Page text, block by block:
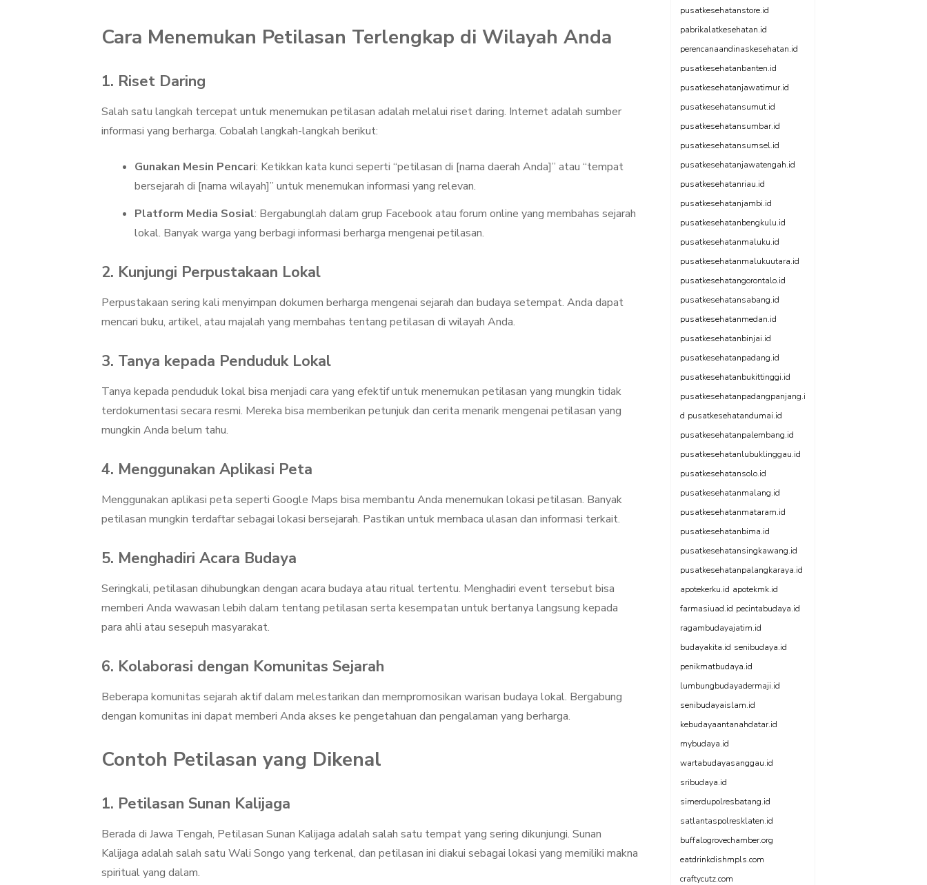
Cara Menemukan Petilasan Terlengkap di Wilayah Anda
1. Riset Daring
Salah satu langkah tercepat untuk menemukan petilasan adalah melalui riset daring. Internet adalah sumber
informasi yang berharga. Cobalah langkah-langkah berikut:
Gunakan Mesin Pencari: Ketikkan kata kunci seperti “petilasan di [nama daerah Anda]” atau “tempat
bersejarah di [nama wilayah]” untuk menemukan informasi yang relevan.
Platform Media Sosial: Bergabunglah dalam grup Facebook atau forum online yang membahas sejarah
lokal. Banyak warga yang berbagi informasi berharga mengenai petilasan.
2. Kunjungi Perpustakaan Lokal
Perpustakaan sering kali menyimpan dokumen berharga mengenai sejarah dan budaya setempat. Anda dapat
mencari buku, artikel, atau majalah yang membahas tentang petilasan di wilayah Anda.
3. Tanya kepada Penduduk Lokal
Tanya kepada penduduk lokal bisa menjadi cara yang efektif untuk menemukan petilasan yang mungkin tidak
terdokumentasi secara resmi. Mereka bisa memberikan petunjuk dan cerita menarik mengenai petilasan yang
mungkin Anda belum tahu.
4. Menggunakan Aplikasi Peta
Menggunakan aplikasi peta seperti Google Maps bisa membantu Anda menemukan lokasi petilasan. Banyak
petilasan mungkin terdaftar sebagai lokasi bersejarah. Pastikan untuk membaca ulasan dan informasi terkait.
5. Menghadiri Acara Budaya
Seringkali, petilasan dihubungkan dengan acara budaya atau ritual tertentu. Menghadiri event tersebut bisa
memberi Anda wawasan lebih dalam tentang petilasan serta kesempatan untuk bertanya langsung kepada
para ahli atau sesepuh masyarakat.
6. Kolaborasi dengan Komunitas Sejarah
Beberapa komunitas sejarah aktif dalam melestarikan dan mempromosikan warisan budaya lokal. Bergabung
dengan komunitas ini dapat memberi Anda akses ke pengetahuan dan pengalaman yang berharga.
Contoh Petilasan yang Dikenal
1. Petilasan Sunan Kalijaga
Berada di Jawa Tengah, Petilasan Sunan Kalijaga adalah salah satu tempat yang sering dikunjungi. Sunan
Kalijaga adalah salah satu Wali Songo yang terkenal, dan petilasan ini diakui sebagai lokasi yang memiliki makna
spiritual yang dalam.
pusatkesehatanstore.id
pabrikalatkesehatan.id
perencanaandinaskesehatan.id
pusatkesehatanbanten.id
pusatkesehatanjawatimur.id
pusatkesehatansumut.id
pusatkesehatansumbar.id
pusatkesehatansumsel.id
pusatkesehatanjawatengah.id
pusatkesehatanriau.id
pusatkesehatanjambi.id
pusatkesehatanbengkulu.id
pusatkesehatanmaluku.id
pusatkesehatanmalukuutara.id
pusatkesehatangorontalo.id
pusatkesehatansabang.id
pusatkesehatanmedan.id
pusatkesehatanbinjai.id
pusatkesehatanpadang.id
pusatkesehatanbukittinggi.id
pusatkesehatanpadangpanjang.i
d pusatkesehatandumai.id
pusatkesehatanpalembang.id
pusatkesehatanlubuklinggau.id
pusatkesehatansolo.id
pusatkesehatanmalang.id
pusatkesehatanmataram.id
pusatkesehatanbima.id
pusatkesehatansingkawang.id
pusatkesehatanpalangkaraya.id
apotekerku.id apotekmk.id
farmasiuad.id pecintabudaya.id
ragambudayajatim.id
budayakita.id senibudaya.id
penikmatbudaya.id
lumbungbudayadermaji.id
senibudayaislam.id
kebudayaantanahdatar.id
mybudaya.id
wartabudayasanggau.id
sribudaya.id
simerdupolresbatang.id
satlantaspolresklaten.id
buffalogrovechamber.org
eatdrinkdishmpls.com
craftycutz.com